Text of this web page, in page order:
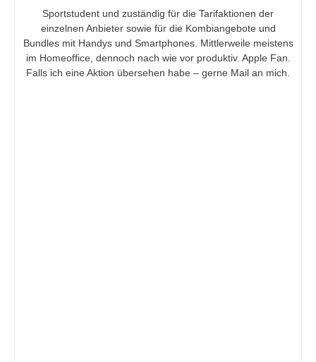
Sportstudent und zuständig für die Tarifaktionen der
einzelnen Anbieter sowie für die Kombiangebote und
Bundles mit Handys und Smartphones. Mittlerweile meistens
im Homeoffice, dennoch nach wie vor produktiv. Apple Fan.
Falls ich eine Aktion übersehen habe – gerne Mail an mich.